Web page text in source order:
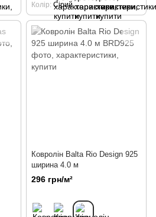
Колір Сірий
Ковролін Balta Rio Design 925
ширина 4.0 м
296 грн/м²